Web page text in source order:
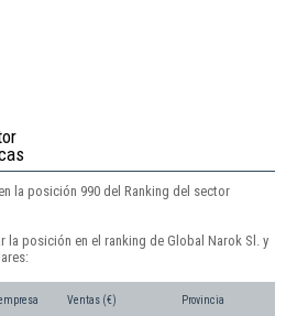
la posición 990 del Ranking del sector
posición en el ranking de Global Narok Sl. y
Ventas (€) Provincia